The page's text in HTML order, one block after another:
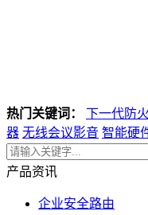
热门关键词： 下一代防
器 无线会议影音 智能硬
产品资讯
企业安全路由